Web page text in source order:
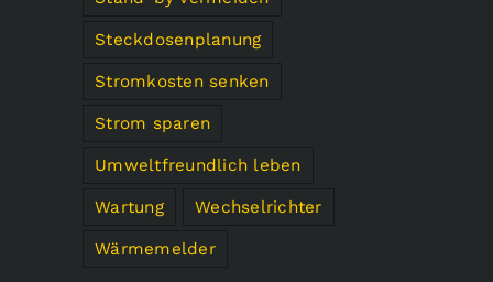
Steckdosenplanung
Stromkosten senken
Strom sparen
Umweltfreundlich leben
Wartung Wechselrichter
Wärmemelder